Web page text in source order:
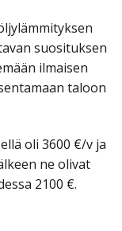
suosituksen
ilmaisen
taloon
oli 3600 €/v ja
ne olivat
2100 €.